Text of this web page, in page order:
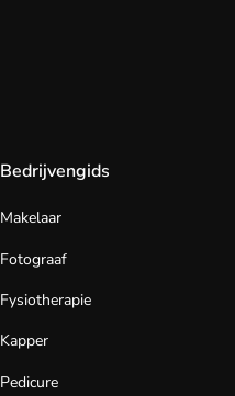
Bedrijvengids
Makelaar
Fotograaf
Fysiotherapie
Kapper
Pedicure